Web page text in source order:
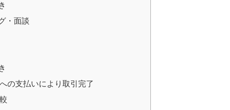
・面談
の支払いにより取引完了